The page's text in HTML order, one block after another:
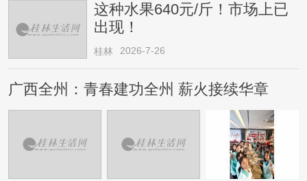
这种水果640元/斤！市场上已
出现！
桂林 2026-7-26
广西全州：青春建功全州 薪火接续华章